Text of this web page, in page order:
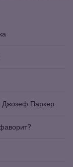
Джозеф Паркер